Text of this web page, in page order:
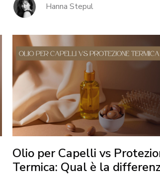
Hanna Stepul
Olio per Capelli vs
Termica: Qual è la